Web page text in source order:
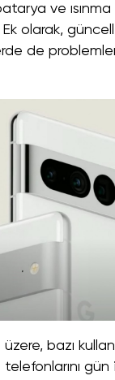
ve ısınma
olarak,
de
bazı
telefonlarını